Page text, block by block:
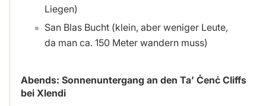
Liegen)
San Blas Bucht (klein, aber weniger Leute,
da man ca. 150 Meter wandern muss)
Abends: Sonnenuntergang an den Ta’ Ċenċ Cliffs
bei Xlendi